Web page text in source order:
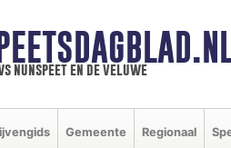
nunspeet en de veluwe
Gemeente Regionaal